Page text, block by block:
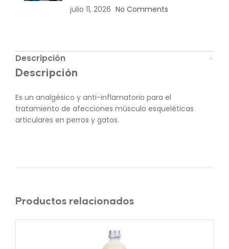
julio 11, 2026 No Comments
Descripción
Descripción
Es un analgésico y anti-inflamatorio para el
tratamiento de afecciones músculo esqueléticas
articulares en perros y gatos.
Productos relacionados